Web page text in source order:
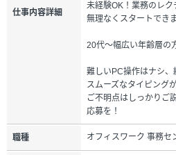
仕事内容詳細
未経験OK！業務のレ
無理なくスタートでき
20代～幅広い年齢層の
難しいPC操作はナシ、
スムーズなタイピング
ご不明点はしっかりご
応募を！
職種 オフィスワーク 事務セ